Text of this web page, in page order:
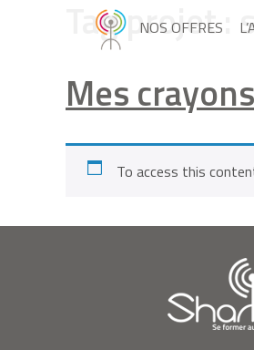
NOS OFFRES
Tag projet :
Mes
To access this